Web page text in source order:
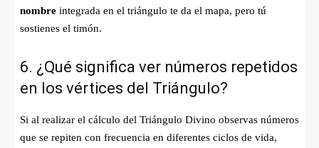
nombre integrada en el triángulo te da el mapa, pero tú
sostienes el timón.
6. ¿Qué significa ver números repetidos
en los vértices del Triángulo?
Si al realizar el cálculo del Triángulo Divino observas números
que se repiten con frecuencia en diferentes ciclos de vida,